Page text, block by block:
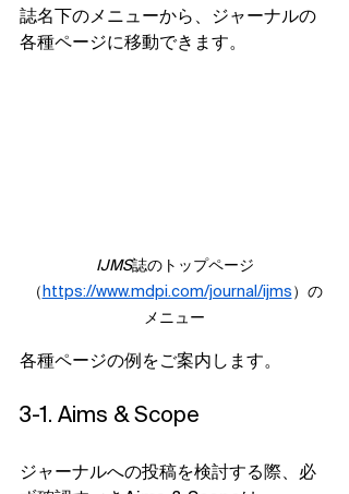
誌名下のメニューから、ジャーナルの
各種ページに移動できます。
IJMS誌のトップページ
（ https://www.mdpi.com/journal/ijms ）の
メニュー
各種ページの例をご案内します。
3-1. Aims & Scope
ジャーナルへの投稿を検討する際、必